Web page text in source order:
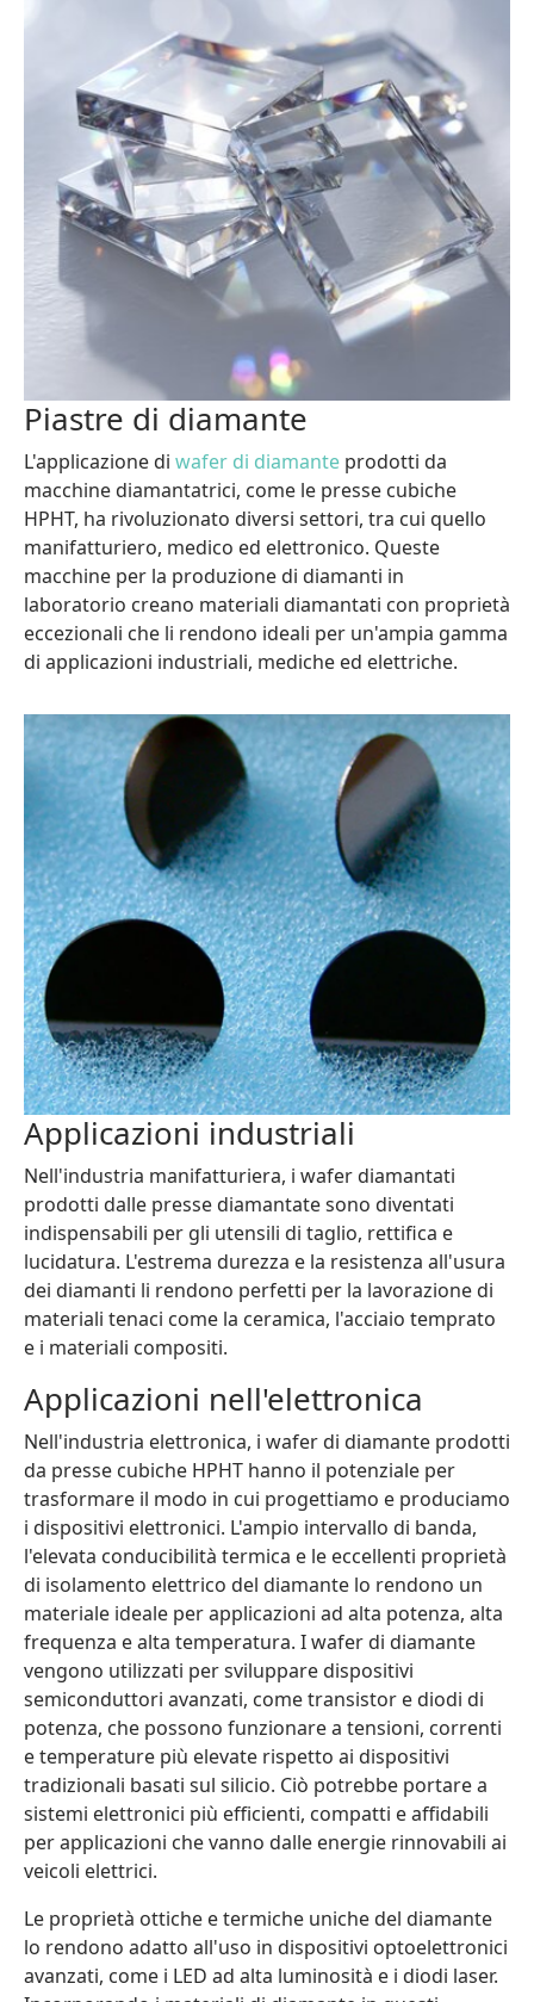
Piastre di diamante
L'applicazione di wafer di diamante prodotti da
macchine diamantatrici, come le presse cubiche
HPHT, ha rivoluzionato diversi settori, tra cui quello
manifatturiero, medico ed elettronico. Queste
macchine per la produzione di diamanti in
laboratorio creano materiali diamantati con proprietà
eccezionali che li rendono ideali per un'ampia gamma
di applicazioni industriali, mediche ed elettriche.
Applicazioni industriali
Nell'industria manifatturiera, i wafer diamantati
prodotti dalle presse diamantate sono diventati
indispensabili per gli utensili di taglio, rettifica e
lucidatura. L'estrema durezza e la resistenza all'usura
dei diamanti li rendono perfetti per la lavorazione di
materiali tenaci come la ceramica, l'acciaio temprato
e i materiali compositi.
Applicazioni nell'elettronica
Nell'industria elettronica, i wafer di diamante prodotti
da presse cubiche HPHT hanno il potenziale per
trasformare il modo in cui progettiamo e produciamo
i dispositivi elettronici. L'ampio intervallo di banda,
l'elevata conducibilità termica e le eccellenti proprietà
di isolamento elettrico del diamante lo rendono un
materiale ideale per applicazioni ad alta potenza, alta
frequenza e alta temperatura. I wafer di diamante
vengono utilizzati per sviluppare dispositivi
semiconduttori avanzati, come transistor e diodi di
potenza, che possono funzionare a tensioni, correnti
e temperature più elevate rispetto ai dispositivi
tradizionali basati sul silicio. Ciò potrebbe portare a
sistemi elettronici più efficienti, compatti e affidabili
per applicazioni che vanno dalle energie rinnovabili ai
veicoli elettrici.
Le proprietà ottiche e termiche uniche del diamante
lo rendono adatto all'uso in dispositivi optoelettronici
avanzati, come i LED ad alta luminosità e i diodi laser.